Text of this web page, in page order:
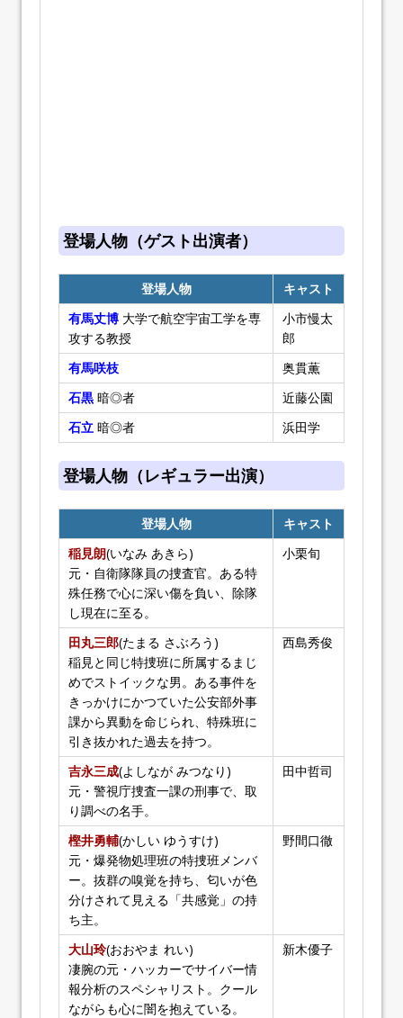
登場人物（ゲスト出演者）
登場人物
キャスト
有馬丈博 大学で航空宇宙工学を専
攻する教授
小市慢太
郎
有馬咲枝
奥貫薫
石黒 暗◎者
近藤公園
石立 暗◎者 浜田学
登場人物（レギュラー出演）
登場人物
キャスト
稲見朗(いなみ あきら)
元・自衛隊隊員の捜査官。ある特
殊任務で心に深い傷を負い、除隊
し現在に至る。
小栗旬
田丸三郎(たまる さぶろう)
稲見と同じ特捜班に所属するまじ
めでストイックな男。ある事件を
きっかけにかつていた公安部外事
課から異動を命じられ、特殊班に
引き抜かれた過去を持つ。
西島秀俊
吉永三成(よしなが みつなり)
元・警視庁捜査一課の刑事で、取
り調べの名手。
田中哲司
樫井勇輔(かしい ゆうすけ)
元・爆発物処理班の特捜班メンバ
ー。抜群の嗅覚を持ち、匂いが色
分けされて見える「共感覚」の持
ち主。
野間口徹
大山玲(おおやま れい)
凄腕の元・ハッカーでサイバー情
報分析のスペシャリスト。クール
ながらも心に闇を抱えている。
新木優子